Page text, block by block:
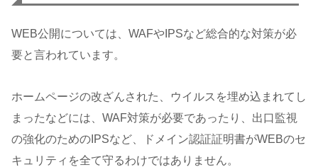
WEB公開については、WAFやIPSなど総合的な対策が必
要と言われています。
ホームページの改ざんされた、ウイルスを埋め込まれてし
まったなどには、WAF対策が必要であったり、出口監視
の強化のためのIPSなど、ドメイン認証証明書がWEBのセ
キュリティを全て守るわけではありません。